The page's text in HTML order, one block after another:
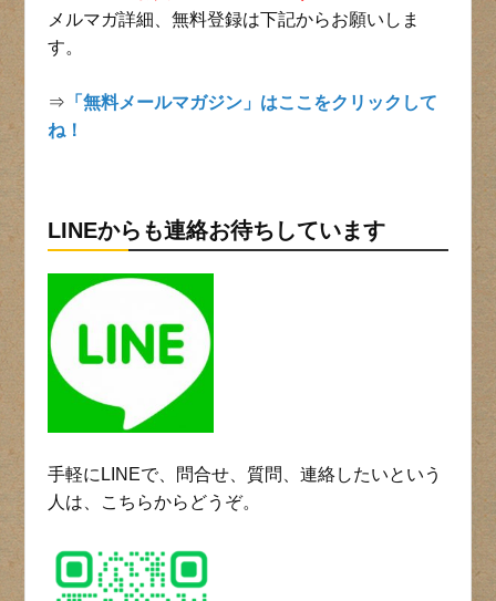
メルマガ詳細、無料登録は下記からお願いしま
す。
⇒ 「無料メールマガジン」はここをクリックして
ね！
LINEからも連絡お待ちしています
手軽にLINEで、問合せ、質問、連絡したいという
人は、こちらからどうぞ。